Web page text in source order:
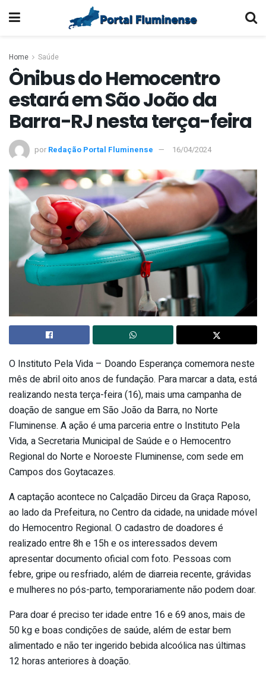
Home Saúde
Ônibus do Hemocentro
estará em São João da
Barra-RJ nesta terça-feira
por Redação Portal Fluminense 16/04/2024
O Instituto Pela Vida – Doando Esperança comemora neste
mês de abril oito anos de fundação. Para marcar a data, está
realizando nesta terça-feira (16), mais uma campanha de
doação de sangue em São João da Barra, no Norte
Fluminense. A ação é uma parceria entre o Instituto Pela
Vida, a Secretaria Municipal de Saúde e o Hemocentro
Regional do Norte e Noroeste Fluminense, com sede em
Campos dos Goytacazes.
A captação acontece no Calçadão Dirceu da Graça Raposo,
ao lado da Prefeitura, no Centro da cidade, na unidade móvel
do Hemocentro Regional. O cadastro de doadores é
realizado entre 8h e 15h e os interessados devem
apresentar documento oficial com foto. Pessoas com
febre, gripe ou resfriado, além de diarreia recente, grávidas
e mulheres no pós-parto, temporariamente não podem doar.
Para doar é preciso ter idade entre 16 e 69 anos, mais de
50 kg e boas condições de saúde, além de estar bem
alimentado e não ter ingerido bebida alcoólica nas últimas
12 horas anteriores à doação.